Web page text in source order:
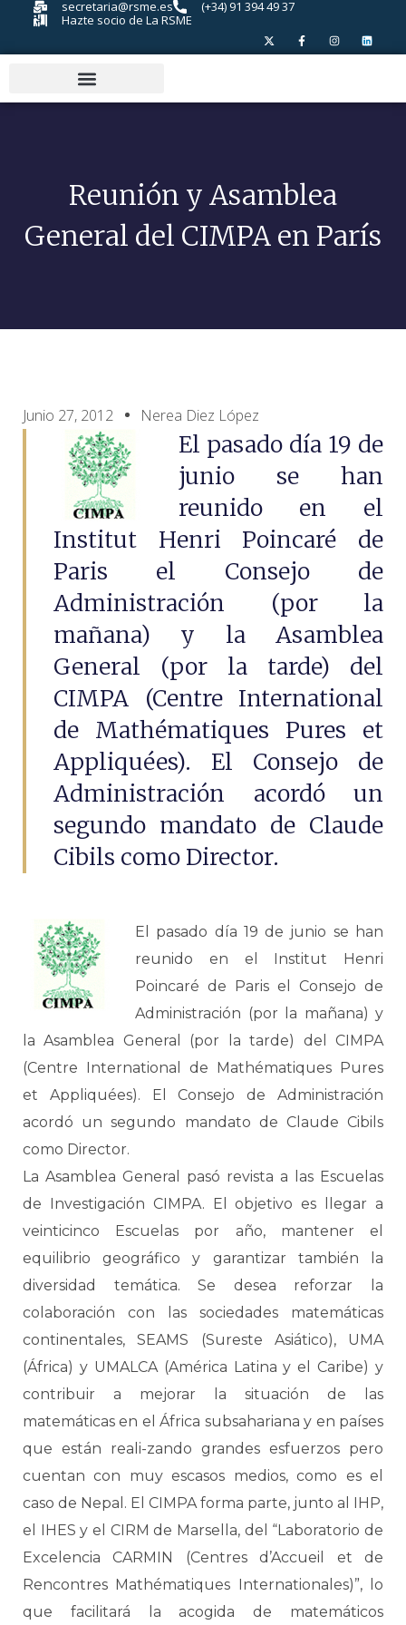
secretaria@rsme.es
(+34) 91 394 49 37
Hazte socio de La RSME
Reunión y Asamblea
General del CIMPA en París
Junio 27, 2012 Nerea Diez López
El pasado día 19 de
junio se han
reunido en el
Institut Henri Poincaré de
Paris el Consejo de
Administración (por la
mañana) y la Asamblea
General (por la tarde) del
CIMPA (Centre International
de Mathématiques Pures et
Appliquées). El Consejo de
Administración acordó un
segundo mandato de Claude
Cibils como Director.
El pasado día 19 de junio se han
reunido en el Institut Henri
Poincaré de Paris el Consejo de
Administración (por la mañana) y
la Asamblea General (por la tarde) del CIMPA
(Centre International de Mathématiques Pures
et Appliquées). El Consejo de Administración
acordó un segundo mandato de Claude Cibils
como Director.
La Asamblea General pasó revista a las Escuelas
de Investigación CIMPA. El objetivo es llegar a
veinticinco Escuelas por año, mantener el
equilibrio geográfico y garantizar también la
diversidad temática. Se desea reforzar la
colaboración con las sociedades matemáticas
continentales, SEAMS (Sureste Asiático), UMA
(África) y UMALCA (América Latina y el Caribe) y
contribuir a mejorar la situación de las
matemáticas en el África subsahariana y en países
que están reali-zando grandes esfuerzos pero
cuentan con muy escasos medios, como es el
caso de Nepal. El CIMPA forma parte, junto al IHP,
el IHES y el CIRM de Marsella, del “Laboratorio de
Excelencia CARMIN (Centres d’Accueil et de
Rencontres Mathématiques Internationales)”, lo
que facilitará la acogida de matemáticos